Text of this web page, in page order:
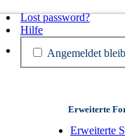
Lost password?
Hilfe
Angemeldet
Erweiterte
Erweiterte